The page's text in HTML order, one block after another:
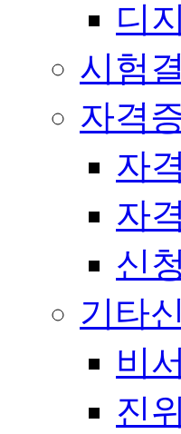
디
시험
자격
자
자
신
기타
비
진